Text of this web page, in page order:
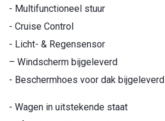
- Multifunctioneel stuur
- Cruise Control
- Licht- & Regensensor
– Windscherm bijgeleverd
- Beschermhoes voor dak bijgeleverd
- Wagen in uitstekende staat